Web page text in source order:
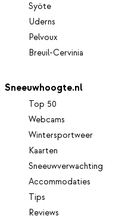
Syöte
Uderns
Pelvoux
Breuil-Cervinia
Sneeuwhoogte.nl
Top 50
Webcams
Wintersportweer
Kaarten
Sneeuwverwachting
Accommodaties
Tips
Reviews